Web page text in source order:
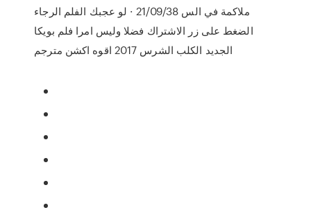
ملاكمة في الس 21/09/38 · لو عجبك الفلم الرجاء
الضغط على زر الاشتراك فضلا وليس امرا فلم بويكا
الجديد الكلب الشرس 2017 اقوه اكشن مترجم